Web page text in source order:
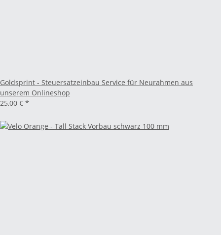
Goldsprint - Steuersatzeinbau Service für Neurahmen aus
unserem Onlineshop
25,00 € *